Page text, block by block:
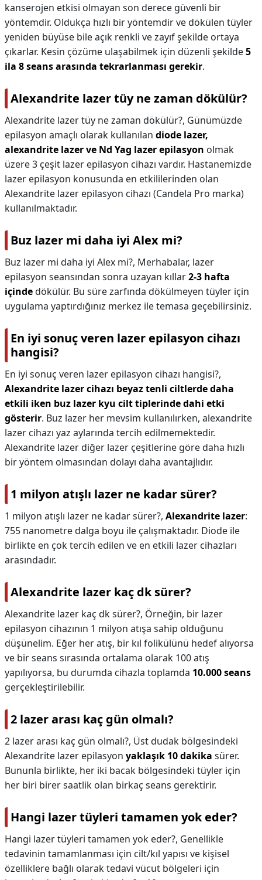
kanserojen etkisi olmayan son derece güvenli bir
yöntemdir. Oldukça hızlı bir yöntemdir ve dökülen tüyler
yeniden büyüse bile açık renkli ve zayıf şekilde ortaya
çıkarlar. Kesin çözüme ulaşabilmek için düzenli şekilde5
ila 8 seans arasında tekrarlanması gerekir.
Alexandrite lazer tüy ne zaman dökülür?
Alexandrite lazer tüy ne zaman dökülür?, Günümüzde
epilasyon amaçlı olarak kullanılan diode lazer,
alexandrite lazer ve Nd Yag lazer epilasyon olmak
üzere 3 çeşit lazer epilasyon cihazı vardır. Hastanemizde
lazer epilasyon konusunda en etkililerinden olan
Alexandrite lazer epilasyon cihazı (Candela Pro marka)
kullanılmaktadır.
Buz lazer mi daha iyi Alex mi?
Buz lazer mi daha iyi Alex mi?, Merhabalar, lazer
epilasyon seansından sonra uzayan kıllar2-3 hafta
içindedökülür. Bu süre zarfında dökülmeyen tüyler için
uygulama yaptırdığınız merkez ile temasa geçebilirsiniz.
En iyi sonuç veren lazer epilasyon cihazı
hangisi?
En iyi sonuç veren lazer epilasyon cihazı hangisi?,
Alexandrite lazer cihazı beyaz tenli ciltlerde daha
etkili iken buz lazer kyu cilt tiplerinde dahi etki
gösterir. Buz lazer her mevsim kullanılırken, alexandrite
lazer cihazı yaz aylarında tercih edilmemektedir.
Alexandrite lazer diğer lazer çeşitlerine göre daha hızlı
bir yöntem olmasından dolayı daha avantajlıdır.
1 milyon atışlı lazer ne kadar sürer?
1 milyon atışlı lazer ne kadar sürer?, Alexandrite lazer:
755 nanometre dalga boyu ile çalışmaktadır. Diode ile
birlikte en çok tercih edilen ve en etkili lazer cihazları
arasındadır.
Alexandrite lazer kaç dk sürer?
Alexandrite lazer kaç dk sürer?, Örneğin, bir lazer
epilasyon cihazının 1 milyon atışa sahip olduğunu
düşünelim. Eğer her atış, bir kıl folikülünü hedef alıyorsa
ve bir seans sırasında ortalama olarak 100 atış
yapılıyorsa, bu durumda cihazla toplamda 10.000 seans
gerçekleştirilebilir.
2 lazer arası kaç gün olmalı?
2 lazer arası kaç gün olmalı?, Üst dudak bölgesindeki
Alexandrite lazer epilasyon yaklaşık 10 dakika sürer.
Bununla birlikte, her iki bacak bölgesindeki tüyler için
her biri birer saatlik olan birkaç seans gerektirir.
Hangi lazer tüyleri tamamen yok eder?
Hangi lazer tüyleri tamamen yok eder?, Genellikle
tedavinin tamamlanması için cilt/kıl yapısı ve kişisel
özelliklere bağlı olarak tedavi vücut bölgeleri için